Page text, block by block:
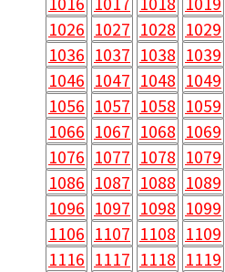
1026 1027 1028 1029
1036 1037 1038 1039
1046 1047 1048 1049
1056 1057 1058 1059
1066 1067 1068 1069
1076 1077 1078 1079
1086 1087 1088 1089
1096 1097 1098 1099
1106 1107 1108 1109
1116 1117 1118 1119